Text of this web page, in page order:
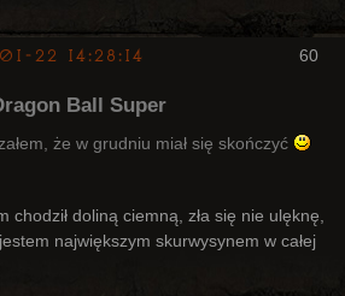
60
22 14:28:14
Ball Super
że w grudniu miał się skończyć
chodził doliną ciemną, zła się nie ulęknę,
największym skurwysynem w całej